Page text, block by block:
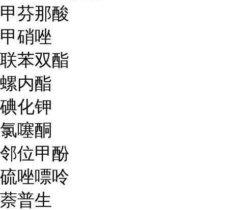
甲芬那酸
甲硝唑
联苯双酯
螺内酯
碘化钾
氯噻酮
邻位甲酚
硫唑嘌呤
萘普生